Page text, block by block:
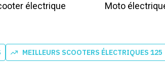
électrique Moto
MEILLEURS SCOOTERS ÉLECTRIQUES 125